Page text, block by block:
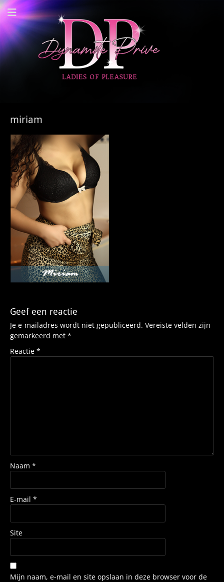
Dynamite Prive -
Privehuis Nieuwegein
miriam
Geef een reactie
Je e-mailadres wordt niet gepubliceerd. Vereiste velden zijn
gemarkeerd met *
Reactie *
Naam *
E-mail *
Site
Mijn naam, e-mail en site opslaan in deze browser voor de